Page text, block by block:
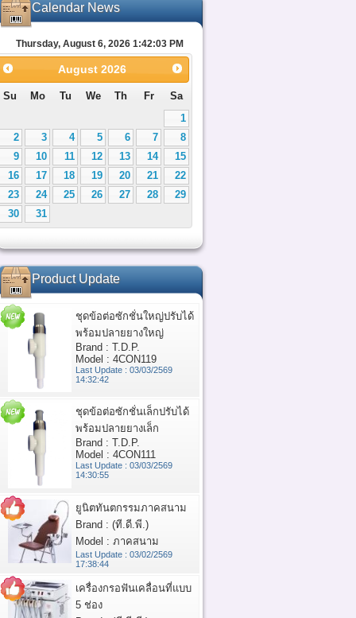
Calendar News
Thursday, August 6, 2026 1:42:04 PM
August 2026
Su Mo Tu We Th Fr
Sa
1
2
3 4 5 6 7
8
9
10 11 12 13 14
15
16
17 18 19 20 21
22
23
24 25 26 27 28
29
30
31
Product Update
ชุดข้อต่อซักชั่นใหญ่ปรับได้
พร้อมปลายยางใหญ่
Brand : T.D.P.
Model : 4CON119
Last Update : 03/03/2569
14:32:42
ชุดข้อต่อซักชั่นเล็กปรับได้
พร้อมปลายยางเล็ก
Brand : T.D.P.
Model : 4CON111
Last Update : 03/03/2569
14:30:55
ยูนิตทันตกรรมภาคสนาม
Brand : (ที.ดี.พี.)
Model : ภาคสนาม
Last Update : 03/02/2569
17:38:44
เครื่องกรอฟันเคลื่อนที่แบบ
5 ช่อง